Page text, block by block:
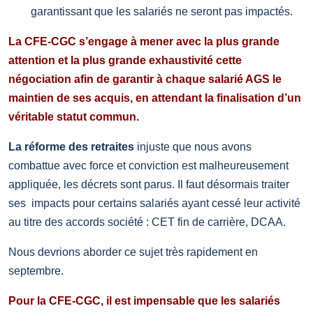
garantissant que les salariés ne seront pas impactés.
La CFE-CGC s’engage à mener avec la plus grande
attention et la plus grande exhaustivité cette
négociation afin de garantir à chaque salarié AGS le
maintien de ses acquis, en attendant la finalisation d’un
véritable statut commun.
La réforme des retraites injuste que nous avons
combattue avec force et conviction est malheureusement
appliquée, les décrets sont parus. Il faut désormais traiter
ses impacts pour certains salariés ayant cessé leur activité
au titre des accords société : CET fin de carrière, DCAA.
Nous devrions aborder ce sujet très rapidement en
septembre.
Pour la CFE-CGC, il est impensable que les salariés